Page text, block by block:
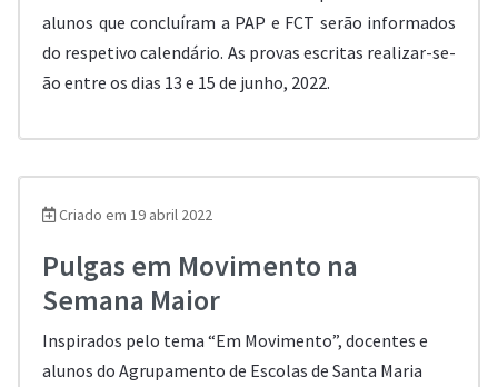
alunos que concluíram a PAP e FCT serão informados
do respetivo calendário. As provas escritas realizar-se-
ão entre os dias 13 e 15 de junho, 2022.
Criado em 19 abril 2022
Pulgas em Movimento na
Semana Maior
Inspirados pelo tema “Em Movimento”, docentes e
alunos do Agrupamento de Escolas de Santa Maria